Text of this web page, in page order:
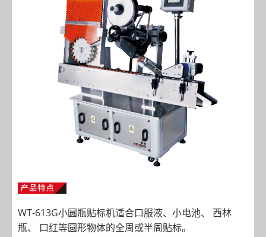
WT-613G小圆瓶贴标机适合口服液、小电池、 西林
瓶、 口红等圆形物体的全周或半周贴标。